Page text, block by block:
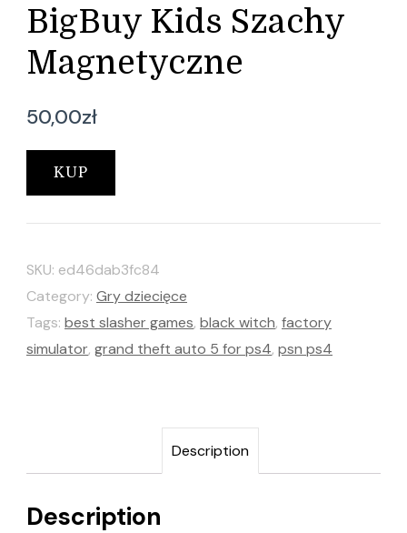
BigBuy Kids Szachy
Magnetyczne
50,00zł
KUP
SKU: ed46dab3fc84
Category: Gry dziecięce
Tags: best slasher games, black witch, factory
simulator, grand theft auto 5 for ps4, psn ps4
Description
Description